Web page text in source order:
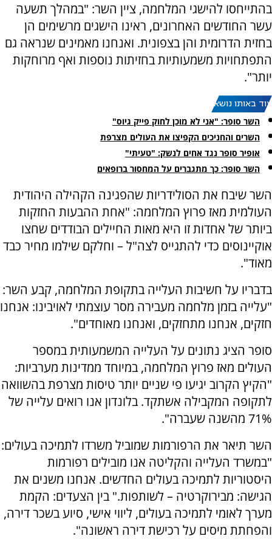
בהתייחסו להישגי המלחמה, ציין השר: "במהלך תשעה
עשר החודשים האחרונים, ראינו הישגים מרשימים הן
בחזית הדרומית והן בצפונית. ואנחנו מאמינים שנראה גם
התפתחויות משמעותיות בחזיתות נוספות ואף מרוחקות
יותר".
עוד באותו נושא:
השר סופר: "אני לא מוכן לחוק פייק גיוס"
השרים והחניכים הקפיצו את העולים מצרפת
אופיר סופר נגד אחים לנשק: "טעיתי"
השר סופר: כך מתגברים על המחסור ברופאים
השר שיבח את הסולידריות שהפגינה הקהילה היהודית
העולמית מאז פרוץ המלחמה: "אחת ההבעות החזקות
ביותר של אחדות זו היא מאות החיילים הבודדים שחצו
אוקיינוסים כדי להתגייס לצה"ל – וחלקם שילמו מחיר כבד
מאוד".
בדבריו על חשיבות העלייה בתקופת המלחמה, קבע השר:
"עלייה בזמן מלחמה מעבירה מסר עוצמתי לאויבינו: אנחנו
חזקים, אנחנו מתחזקים, ואנחנו מאוחדים".
סופר הציג נתונים על העלייה המשמעותית במספר
העולים מאז פרוץ המלחמה, במיוחד ממדינות מערביות:
"הקיץ הקרוב יגיעו פי שניים יותר טיסות מצרפת בהשוואה
לתקופה המקבילה אשתקד. בלונדון אנו רואים עלייה של
71% מהשנה שעברה".
השר תיאר את הרפורמות שמוביל משרדו לתמיכה בעולים:
"במשרד העלייה והקליטה אנו מובילים רפורמות
היסטוריות לתמיכה בעולים החדשים. אנחנו משנים את
הגישה: מבירוקרטיה – לשותפות." בין הצעדים: הקמת
מערך לאומי לתמיכה בעולים, ליווי אישי, סיוע בשכר דירה,
והפחתת מיסים על רכישת דירה ראשונה".